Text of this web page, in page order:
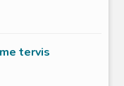
tervis